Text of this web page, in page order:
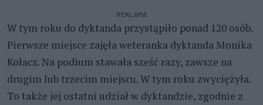
REKLAMA
W tym roku do dyktanda przystąpiło ponad 120 osób.
Pierwsze miejsce zajęła weteranka dyktanda Monika
Kołacz. Na podium stawała sześć razy, zawsze na
drugim lub trzecim miejscu. W tym roku zwyciężyła.
To także jej ostatni udział w dyktandzie, zgodnie z